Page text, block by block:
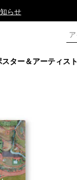
らせ
スター＆アーティスト